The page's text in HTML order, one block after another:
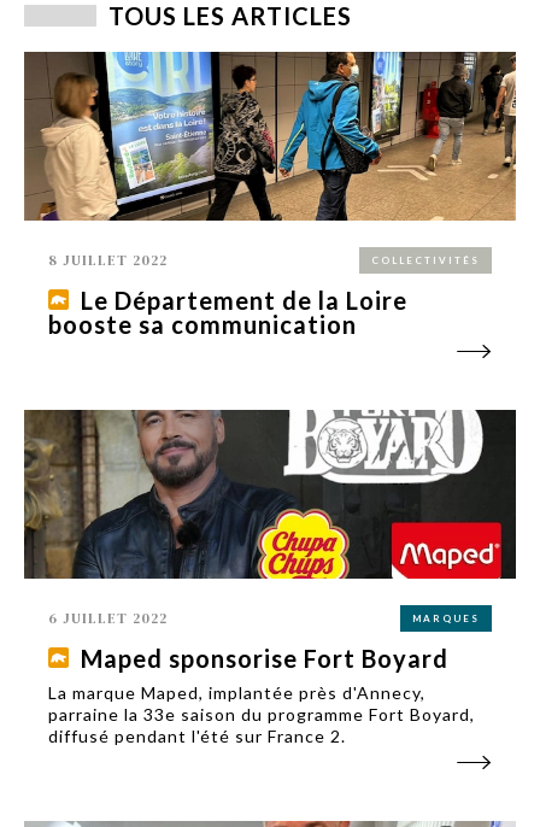
TOUS LES ARTICLES
8 JUILLET 2022 COLLECTIVITÉS
Le Département de la Loire
booste sa communication
6 JUILLET 2022 MARQUES
Maped sponsorise Fort Boyard
La marque Maped, implantée près d'Annecy,
parraine la 33e saison du programme Fort Boyard,
diffusé pendant l'été sur France 2.